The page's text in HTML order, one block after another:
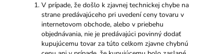
V prípade, že došlo k zjavnej technickej chybe na
strane predávajúceho pri uvedení ceny tovaru v
internetovom obchode, alebo v priebehu
objednávania, nie je predávajúci povinný dodať
kupujúcemu tovar za túto celkom zjavne chybnú